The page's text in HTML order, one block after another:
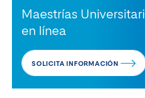
Maestrías
en línea
SOLICITA INFORMACIÓN